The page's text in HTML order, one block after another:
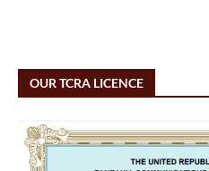
OUR TCRA LICENCE